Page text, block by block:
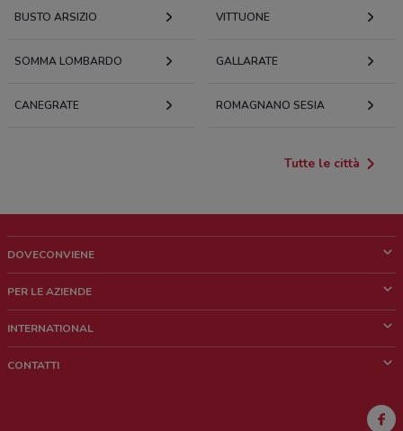
BUSTO ARSIZIO VITTUONE
SOMMA LOMBARDO GALLARATE
CANEGRATE ROMAGNANO SESIA
Tutte le città
DOVECONVIENE
Chi siamo
Lavora con noi
PER LE AZIENDE
Richieste commerciali e marketing
INTERNATIONAL
CONTATTI